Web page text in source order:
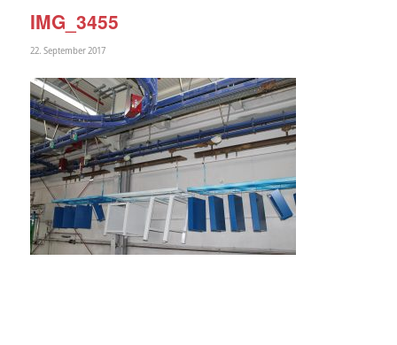
IMG_3455
22. September 2017